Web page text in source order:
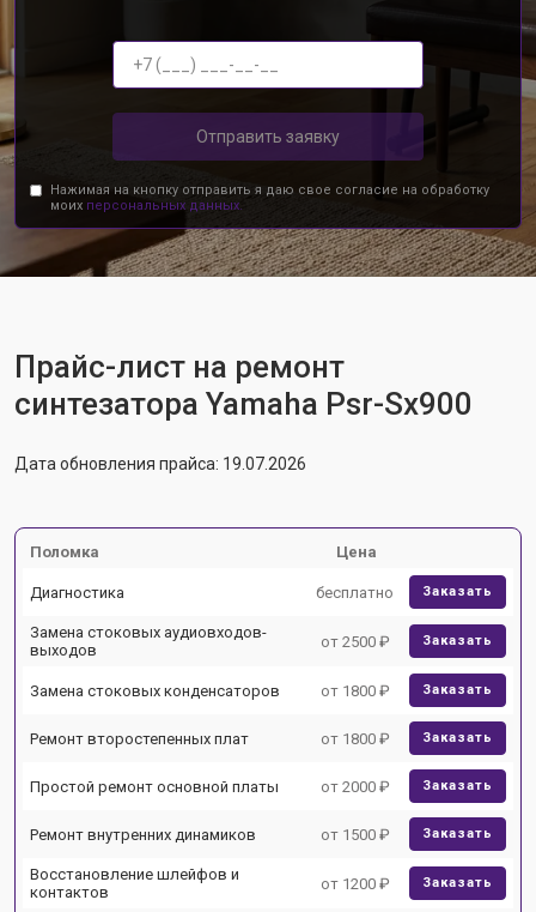
Отправить заявку
Нажимая на кнопку отправить я даю свое согласие на обработку
моих персональных данных.
Прайс-лист на ремонт
синтезатора Yamaha Psr-Sx900
Дата обновления прайса: 19.07.2026
Поломка Цена
Диагностика бесплатно Заказать
Замена стоковых аудиовходов-
выходов
от 2500 ₽ Заказать
Замена стоковых конденсаторов от 1800 ₽ Заказать
Ремонт второстепенных плат от 1800 ₽ Заказать
Простой ремонт основной платы от 2000 ₽ Заказать
Ремонт внутренних динамиков от 1500 ₽ Заказать
Восстановление шлейфов и
контактов
от 1200 ₽ Заказать